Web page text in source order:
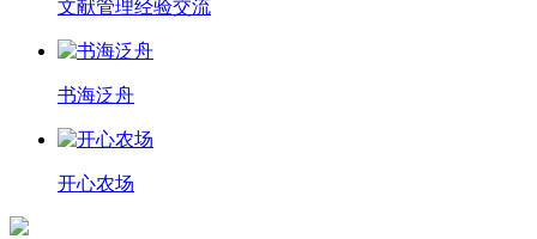
文献管理经验交流
书海泛舟
开心农场